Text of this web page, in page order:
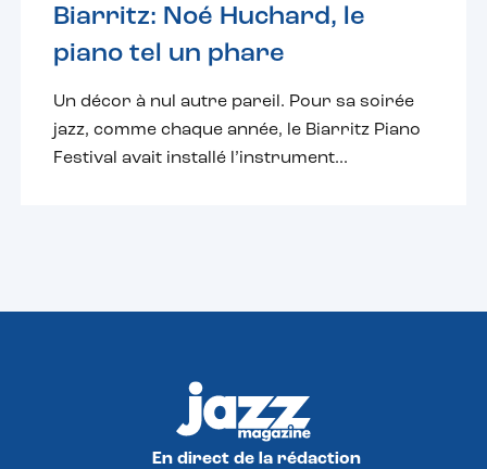
Biarritz: Noé Huchard, le
piano tel un phare
Un décor à nul autre pareil. Pour sa soirée
jazz, comme chaque année, le Biarritz Piano
Festival avait installé l’instrument...
En direct de la rédaction